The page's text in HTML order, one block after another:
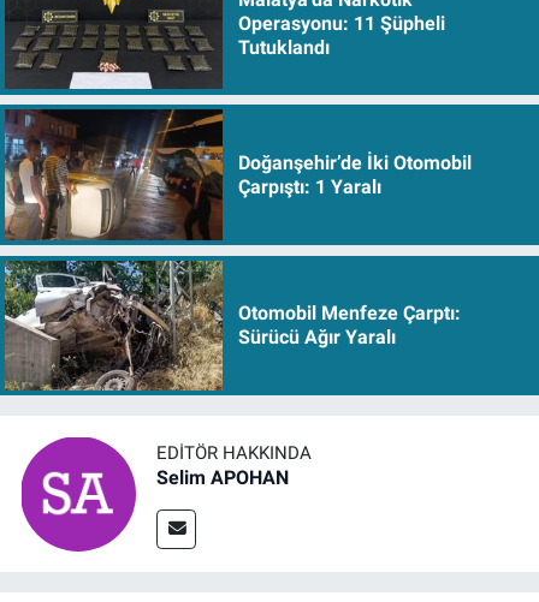
Operasyonu: 11 Şüpheli
Tutuklandı
Doğanşehir’de İki Otomobil
Çarpıştı: 1 Yaralı
Otomobil Menfeze Çarptı:
Sürücü Ağır Yaralı
EDITÖR HAKKINDA
Selim APOHAN